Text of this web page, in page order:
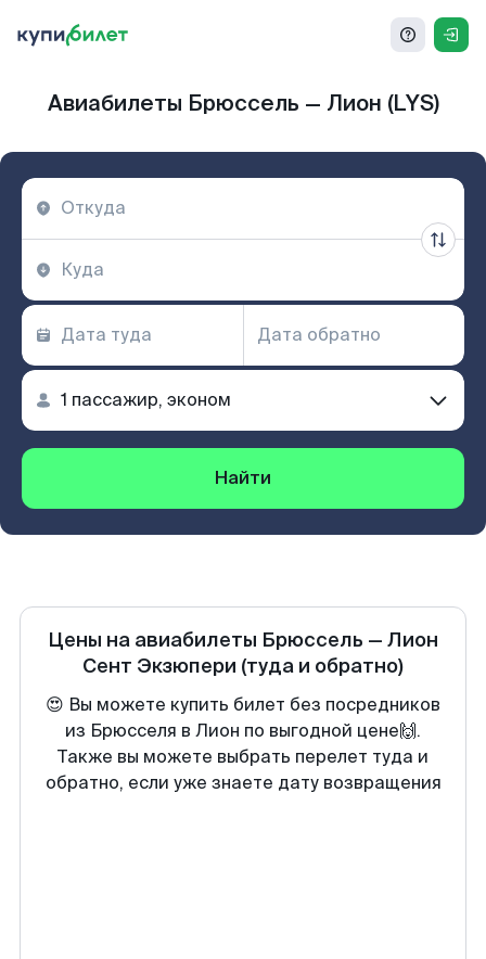
Авиабилеты Брюссель — Лион (LYS)
Найти
Цены на авиабилеты Брюссель — Лион
Сент Экзюпери (туда и обратно)
😍 Вы можете купить билет без посредников
из Брюсселя в Лион по выгодной цене🙌.
Также вы можете выбрать перелет туда и
обратно, если уже знаете дату возвращения